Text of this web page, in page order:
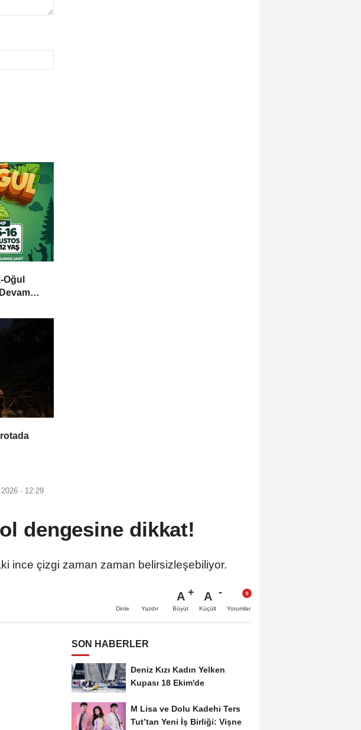
- 12:29
dengesine dikkat!
ince çizgi zaman zaman belirsizleşebiliyor.
Dinle Yazdır
A
Büyüt
A
Küçült Yorumlar
SON HABERLER
Deniz Kızı Kadın Yelken
Kupası 18 Ekim'de
M Lisa ve Dolu Kadehi Ters
Tut’tan Yeni İş Birliği: Vişne